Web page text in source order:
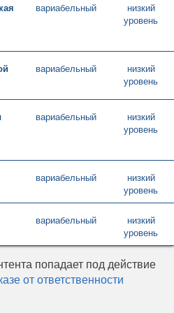
вариабельный
низкий
уровень
вариабельный
низкий
уровень
вариабельный
низкий
уровень
вариабельный
низкий
уровень
вариабельный
низкий
уровень
попадает под действие
от ответственности